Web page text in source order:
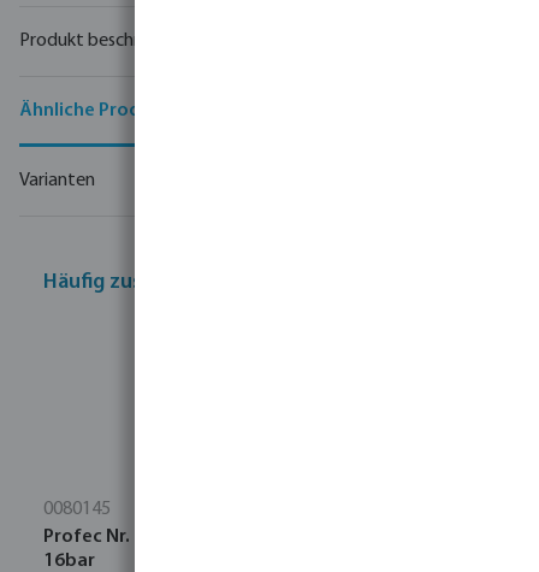
Produkt beschreibung
Ähnliche Produkte
Varianten
Häufig zusammen gekauft
0080145
Profec Nr. 270 Muffe Edelstahl 316 1" Innengewinde
16bar